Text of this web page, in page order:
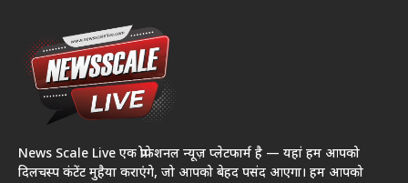
News Scale Live एक प्रोफेशनल न्यूज़ प्लेटफार्म है — यहां हम आपको
दिलचस्प कंटेंट मुहैया कराएंगे, जो आपको बेहद पसंद आएगा। हम आपको